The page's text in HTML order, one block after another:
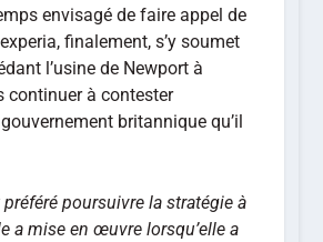
envisagé de faire appel de
finalement, s’y soumet
l’usine de Newport à
continuer à contester
britannique qu’il
préféré poursuivre la stratégie à
a mise en œuvre lorsqu’elle a